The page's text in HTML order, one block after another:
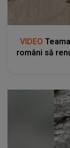
VIDEO
români să